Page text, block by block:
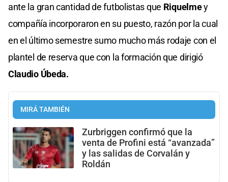
ante la gran cantidad de futbolistas que Riquelmey
compañía incorporaron en su puesto, razón por la cual
en el último semestre sumo mucho más rodaje con el
plantel de reserva que con la formación que dirigió
Claudio Úbeda.
MIRÁ TAMBIÉN
Zurbriggen confirmó que la
venta de Profini está “avanzada”
y las salidas de Corvalán y
Roldán